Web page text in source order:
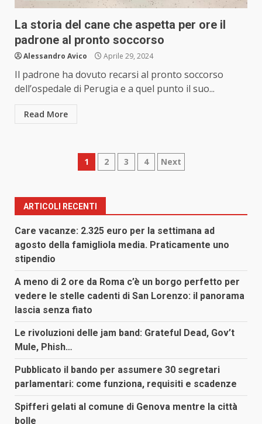
La storia del cane che aspetta per ore il
padrone al pronto soccorso
Alessandro Avico Aprile 29, 2024
Il padrone ha dovuto recarsi al pronto soccorso
dell’ospedale di Perugia e a quel punto il suo...
Read More
Paginazione
articoli
1 2 3 4 Next
ARTICOLI RECENTI
Care vacanze: 2.325 euro per la settimana ad
agosto della famigliola media. Praticamente uno
stipendio
A meno di 2 ore da Roma c’è un borgo perfetto per
vedere le stelle cadenti di San Lorenzo: il panorama
lascia senza fiato
Le rivoluzioni delle jam band: Grateful Dead, Gov’t
Mule, Phish…
Pubblicato il bando per assumere 30 segretari
parlamentari: come funziona, requisiti e scadenze
Spifferi gelati al comune di Genova mentre la città
bolle